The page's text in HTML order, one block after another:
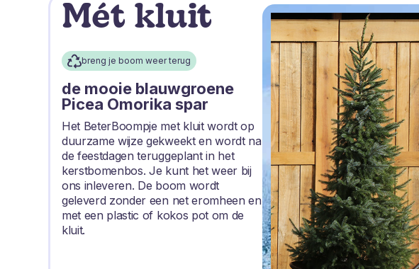
Mét kluit
breng je boom weer terug
de mooie blauwgroene
Picea Omorika spar
Het BeterBoompje met kluit wordt op
duurzame wijze gekweekt en wordt na
de feestdagen teruggeplant in het
kerstbomenbos. Je kunt het weer bij
ons inleveren. De boom wordt
geleverd zonder een net eromheen en
met een plastic of kokos pot om de
kluit.